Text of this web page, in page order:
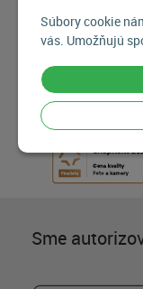
Súbory cookie
vás. Umožňujú
Sme